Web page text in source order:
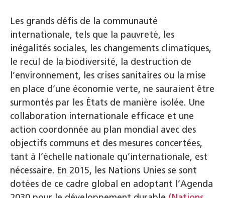
Les grands défis de la communauté
internationale, tels que la pauvreté, les
inégalités sociales, les changements climatiques,
le recul de la biodiversité, la destruction de
l’environnement, les crises sanitaires ou la mise
en place d’une économie verte, ne sauraient être
surmontés par les États de manière isolée. Une
collaboration internationale efficace et une
action coordonnée au plan mondial avec des
objectifs communs et des mesures concertées,
tant à l’échelle nationale qu’internationale, est
nécessaire. En 2015, les Nations Unies se sont
dotées de ce cadre global en adoptant l’Agenda